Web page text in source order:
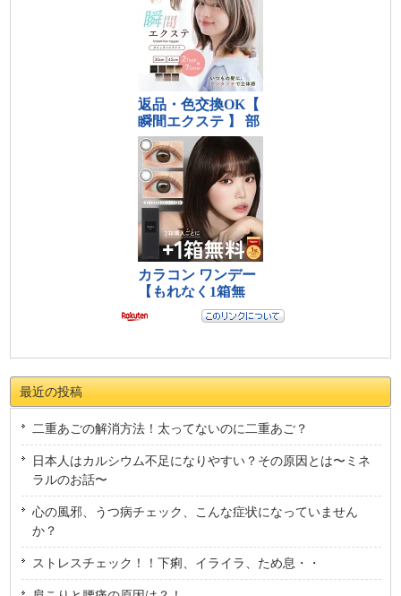
最近の投稿
二重あごの解消方法！太ってないのに二重あご？
日本人はカルシウム不足になりやすい？その原因とは〜ミネ
ラルのお話〜
心の風邪、うつ病チェック、こんな症状になっていません
か？
ストレスチェック！！下痢、イライラ、ため息・・